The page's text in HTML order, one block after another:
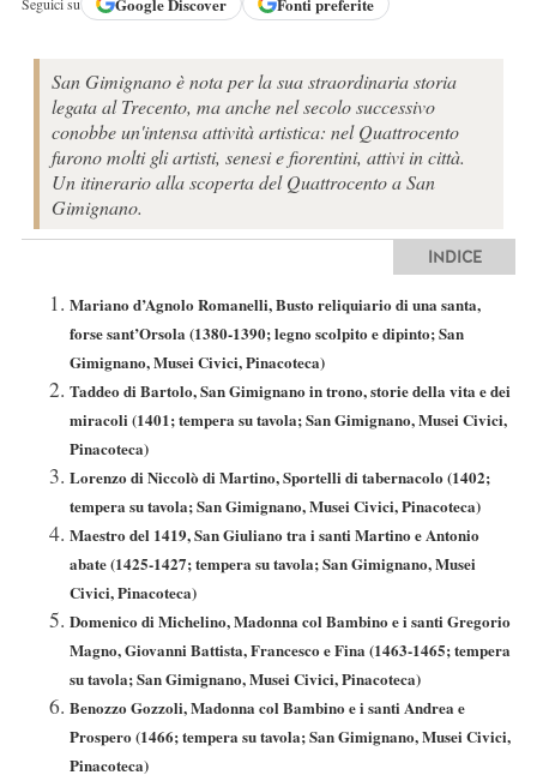
San Gimignano è nota per la sua straordinaria storia
legata al Trecento, ma anche nel secolo successivo
conobbe un'intensa attività artistica: nel Quattrocento
furono molti gli artisti, senesi e fiorentini, attivi in città.
Un itinerario alla scoperta del Quattrocento a San
Gimignano.
INDICE
Mariano d’Agnolo Romanelli, Busto reliquiario di una santa,
forse sant’Orsola (1380-1390; legno scolpito e dipinto; San
Gimignano, Musei Civici, Pinacoteca)
Taddeo di Bartolo, San Gimignano in trono, storie della vita e dei
miracoli (1401; tempera su tavola; San Gimignano, Musei Civici,
Pinacoteca)
Lorenzo di Niccolò di Martino, Sportelli di tabernacolo (1402;
tempera su tavola; San Gimignano, Musei Civici, Pinacoteca)
Maestro del 1419, San Giuliano tra i santi Martino e Antonio
abate (1425-1427; tempera su tavola; San Gimignano, Musei
Civici, Pinacoteca)
Domenico di Michelino, Madonna col Bambino e i santi Gregorio
Magno, Giovanni Battista, Francesco e Fina (1463-1465; tempera
su tavola; San Gimignano, Musei Civici, Pinacoteca)
Benozzo Gozzoli, Madonna col Bambino e i santi Andrea e
Prospero (1466; tempera su tavola; San Gimignano, Musei Civici,
Pinacoteca)